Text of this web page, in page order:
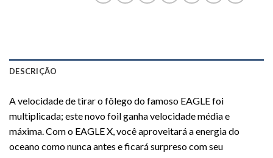
DESCRIÇÃO
A velocidade de tirar o fôlego do famoso EAGLE foi
multiplicada; este novo foil ganha velocidade média e
máxima. Com o EAGLE X, você aproveitará a energia do
oceano como nunca antes e ficará surpreso com seu